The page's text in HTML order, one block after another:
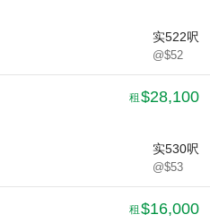
实522呎
@$52
租 $28,100
实530呎
@$53
租 $16,000